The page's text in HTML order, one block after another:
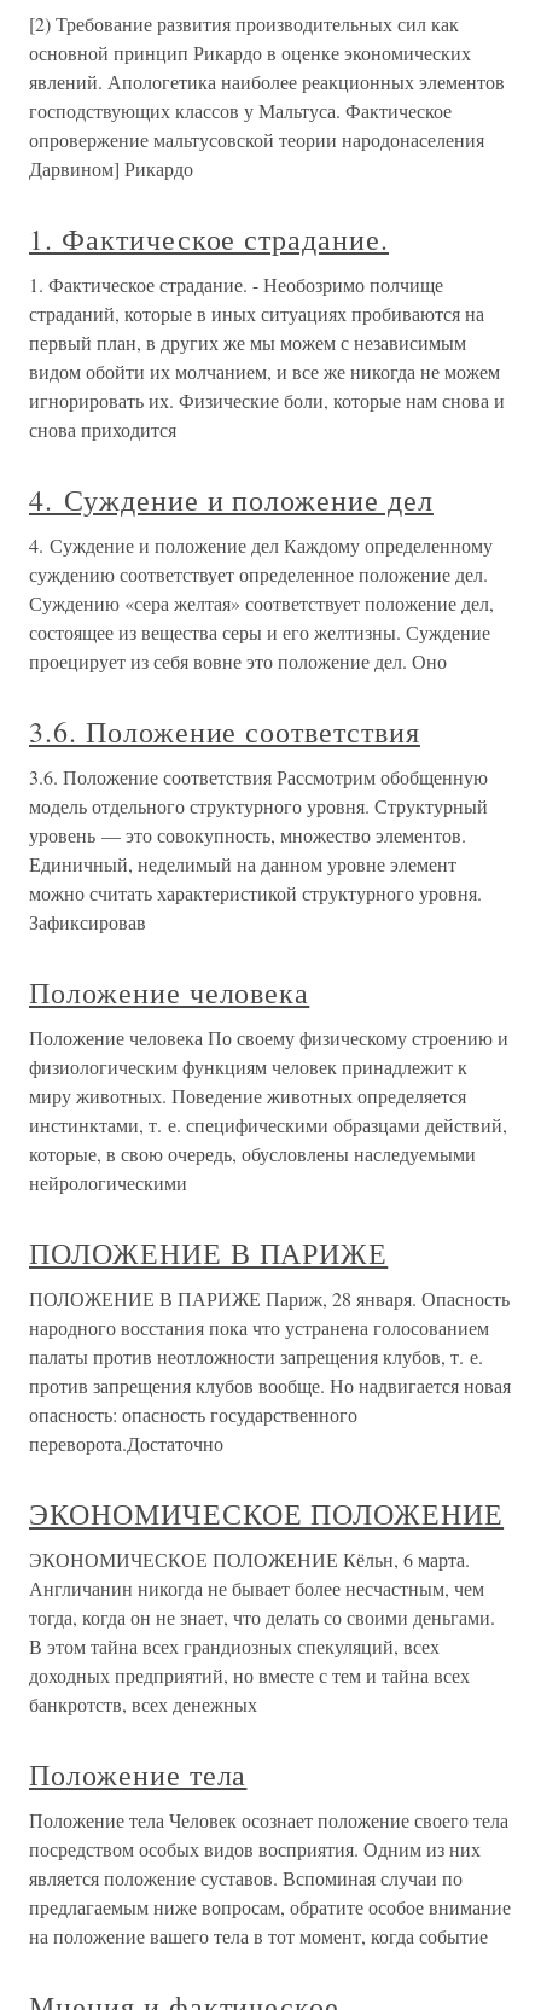
[2) Требование развития производительных сил как
основной принцип Рикардо в оценке экономических
явлений. Апологетика наиболее реакционных элементов
господствующих классов у Мальтуса. Фактическое
опровержение мальтусовской теории народонаселения
Дарвином] Рикардо
1. Фактическое страдание.
1. Фактическое страдание. - Необозримо полчище
страданий, которые в иных ситуациях пробиваются на
первый план, в других же мы можем с независимым
видом обойти их молчанием, и все же никогда не можем
игнорировать их. Физические боли, которые нам снова и
снова приходится
4. Суждение и положение дел
4. Суждение и положение дел Каждому определенному
суждению соответствует определенное положение дел.
Суждению «сера желтая» соответствует положение дел,
состоящее из вещества серы и его желтизны. Суждение
проецирует из себя вовне это положение дел. Оно
3.6. Положение соответствия
3.6. Положение соответствия Рассмотрим обобщенную
модель отдельного структурного уровня. Структурный
уровень — это совокупность, множество элементов.
Единичный, неделимый на данном уровне элемент
можно считать характеристикой структурного уровня.
Зафиксировав
Положение человека
Положение человека По своему физическому строению и
физиологическим функциям человек принадлежит к
миру животных. Поведение животных определяется
инстинктами, т. е. специфическими образцами действий,
которые, в свою очередь, обусловлены наследуемыми
нейрологическими
ПОЛОЖЕНИЕ В ПАРИЖЕ
ПОЛОЖЕНИЕ В ПАРИЖЕ Париж, 28 января. Опасность
народного восстания пока что устранена голосованием
палаты против неотложности запрещения клубов, т. е.
против запрещения клубов вообще. Но надвигается новая
опасность: опасность государственного
переворота.Достаточно
ЭКОНОМИЧЕСКОЕ ПОЛОЖЕНИЕ
ЭКОНОМИЧЕСКОЕ ПОЛОЖЕНИЕ Кёльн, 6 марта.
Англичанин никогда не бывает более несчастным, чем
тогда, когда он не знает, что делать со своими деньгами.
В этом тайна всех грандиозных спекуляций, всех
доходных предприятий, но вместе с тем и тайна всех
банкротств, всех денежных
Положение тела
Положение тела Человек осознает положение своего тела
посредством особых видов восприятия. Одним из них
является положение суставов. Вспоминая случаи по
предлагаемым ниже вопросам, обратите особое внимание
на положение вашего тела в тот момент, когда событие